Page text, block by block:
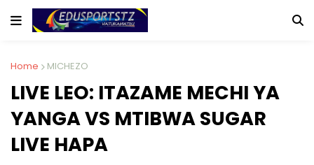
Home MICHEZO
LIVE LEO: ITAZAME MECHI YA
YANGA VS MTIBWA SUGAR
LIVE HAPA